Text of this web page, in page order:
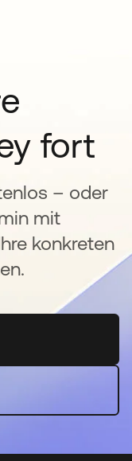
fort
– oder
mit
konkreten
einer neuen